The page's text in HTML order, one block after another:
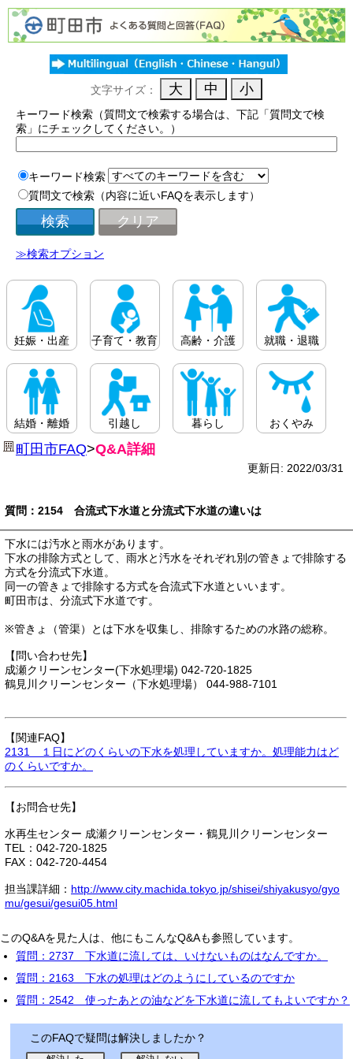
文字サイズ：
キーワード検索（質問文で検索する場合は、下記「質問文で検
索」にチェックしてください。）
キーワード検索
質問文で検索（内容に近いFAQを表示します）
≫検索オプション
妊娠・出産 子育て・教育 高齢・介護 就職・退職
結婚・離婚 引越し 暮らし おくやみ
町田市FAQ>Q&A詳細
更新日: 2022/03/31
質問：2154 合流式下水道と分流式下水道の違いは
下水には汚水と雨水があります。
下水の排除方式として、雨水と汚水をそれぞれ別の管きょで排除する
方式を分流式下水道。
同一の管きょで排除する方式を合流式下水道といいます。
町田市は、分流式下水道です。
※管きょ（管渠）とは下水を収集し、排除するための水路の総称。
【問い合わせ先】
成瀬クリーンセンター(下水処理場) 042-720-1825
鶴見川クリーンセンター（下水処理場） 044-988-7101
【関連FAQ】
2131 １日にどのくらいの下水を処理していますか。処理能力はど
のくらいですか。
【お問合せ先】
水再生センター 成瀬クリーンセンター・鶴見川クリーンセンター
TEL：042-720-1825
FAX：042-720-4454
担当課詳細： http://www.city.machida.tokyo.jp/shisei/shiyakusyo/gyo
mu/gesui/gesui05.html
このQ&Aを見た人は、他にもこんなQ&Aも参照しています。
質問：2737 下水道に流しては、いけないものはなんですか。
質問：2163 下水の処理はどのようにしているのですか
質問：2542 使ったあとの油などを下水道に流してもよいですか？
このFAQで疑問は解決しましたか？